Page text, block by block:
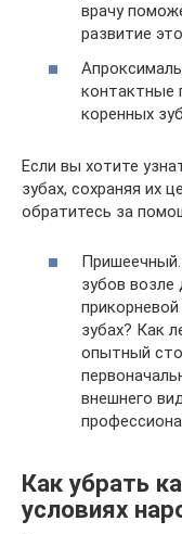
врачу
развитие
контактные
коренных
Если вы хотите
зубах, сохраняя их
обратитесь за
зубов возле
зубах? Как
опытный
внешнего
Как убрать
условиях